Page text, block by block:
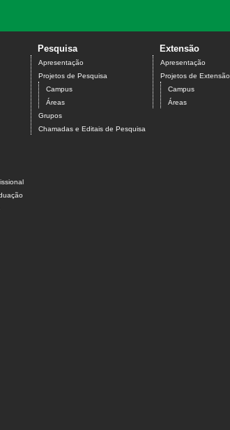
Pesquisa
Apresentação
Projetos de Pesquisa
Campus
Áreas
Grupos
Chamadas e Editais de Pesquisa
Extensão
Apresentação
Projetos de Extensão
Campus
Áreas